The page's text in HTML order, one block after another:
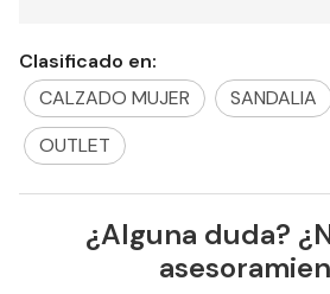
Clasificado en:
CALZADO MUJER
SANDALIA
OUTLET
¿Alguna duda?